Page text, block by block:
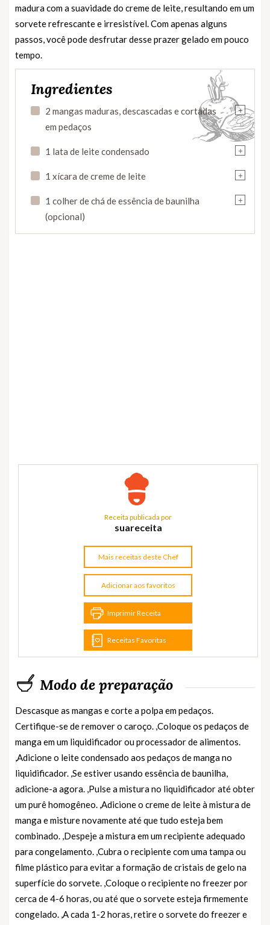
madura com a suavidade do creme de leite, resultando em um
sorvete refrescante e irresistível. Com apenas alguns
passos, você pode desfrutar desse prazer gelado em pouco
tempo.
Ingredientes
+
2 mangas maduras, descascadas e cortadas
em pedaços
+
1 lata de leite condensado
+
1 xícara de creme de leite
+
1 colher de chá de essência de baunilha
(opcional)
Receita publicada por
suareceita
Mais receitas deste Chef
Adicionar aos favoritos
Imprimir Receita
Receitas Favoritas
Modo de preparação
Descasque as mangas e corte a polpa em pedaços.
Certifique-se de remover o caroço. ,Coloque os pedaços de
manga em um liquidificador ou processador de alimentos.
,Adicione o leite condensado aos pedaços de manga no
liquidificador. ,Se estiver usando essência de baunilha,
adicione-a agora. ,Pulse a mistura no liquidificador até obter
um purê homogêneo. ,Adicione o creme de leite à mistura de
manga e misture novamente até que tudo esteja bem
combinado. ,Despeje a mistura em um recipiente adequado
para congelamento. ,Cubra o recipiente com uma tampa ou
filme plástico para evitar a formação de cristais de gelo na
superfície do sorvete. ,Coloque o recipiente no freezer por
cerca de 4-6 horas, ou até que o sorvete esteja firmemente
congelado. ,A cada 1-2 horas, retire o sorvete do freezer e